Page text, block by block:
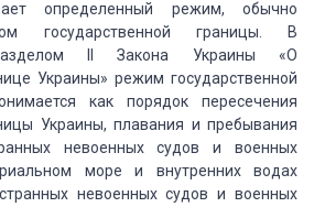
определенный режим, обычно
государственной границы.
В
II Закона Украины «О
Украины» режим государственной
как порядок пересечения
Украины, плавания и пребывания
невоенных судов и военных
море и внутреннихводах
невоенных судов и военных